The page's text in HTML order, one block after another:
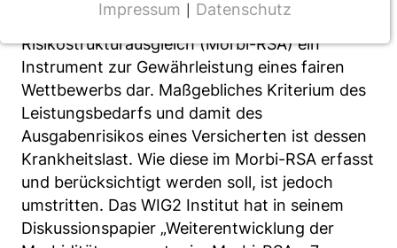
stellt der Morbiditätsorientierte
Risikostrukturausgleich (Morbi-RSA) ein
Instrument zur Gewährleistung eines fairen
Wettbewerbs dar. Maßgebliches Kriterium des
Leistungsbedarfs und damit des
Ausgabenrisikos eines Versicherten ist dessen
Krankheitslast. Wie diese im Morbi-RSA erfasst
und berücksichtigt werden soll, ist jedoch
umstritten. Das WIG2 Institut hat in seinem
Diskussionspapier „Weiterentwicklung der
NOTWENDIGE COOKIES
CMS Cookie
Name:
fe_typo_user
Anbieter:
TYPO3
Zweck:
Frontend Benutzer Identifizierung
Impressum Datenschutz